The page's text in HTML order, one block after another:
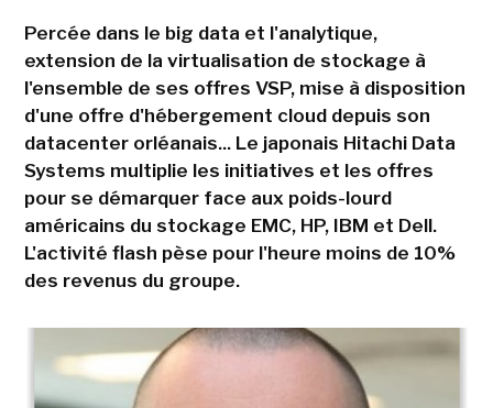
Percée dans le big data et l'analytique,
extension de la virtualisation de stockage à
l'ensemble de ses offres VSP, mise à disposition
d'une offre d'hébergement cloud depuis son
datacenter orléanais... Le japonais Hitachi Data
Systems multiplie les initiatives et les offres
pour se démarquer face aux poids-lourd
américains du stockage EMC, HP, IBM et Dell.
L'activité flash pèse pour l'heure moins de 10%
des revenus du groupe.